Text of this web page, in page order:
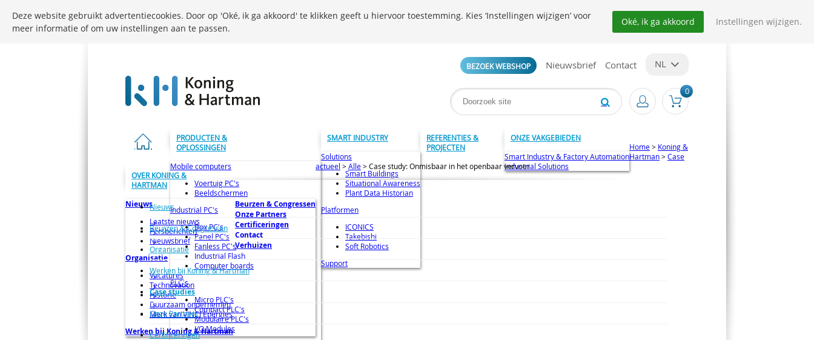
BEZOEK WEBSHOP Nieuwsbrief Contact NL
0
PRODUCTEN &
OPLOSSINGEN
Mobile computers
Voertuig PC's
Beeldschermen
Industrial PC's
Box PC's
Panel PC's
Fanless PC's
Industrial Flash
Computer boards
PLC's
Micro PLC's
Compact PLC's
Modulaire PLC's
I/O Modules
SMART INDUSTRY
Solutions
Smart Buildings
Situational Awareness
Plant Data Historian
Platformen
ICONICS
Takebishi
Soft Robotics
Support
REFERENTIES &
PROJECTEN
ONZE VAKGEBIEDEN
Smart Industry & Factory Automation
Industrial Solutions
OVER KONING &
HARTMAN
Nieuws
Laatste nieuws
Persberichten
Nieuwsbrief
Organisatie
Vacatures
Technovation
Historie
Duurzaam ondernemen
Merk van VINCI Energies
Werken bij Koning & Hartman
Beurzen & Congressen
Onze Partners
Certificeringen
Contact
Verhuizen
Home> Koning &
Hartman>Case
actueel >Alle>Case study: Onmisbaar in het openbaar vervoer
Nieuws
Beurzen & Congressen
Organisatie
Werken bij Koning & Hartman
Case studies
Onze Partners
Certificeringen
Deze website gebruikt advertentiecookies. Door op 'Oké, ik ga akkoord' te klikken geeft u hiervoor toestemming. Kies ‘Instellingen wijzigen’ voor
meer informatie of om uw instellingen aan te passen.
Oké, ik ga akkoord Instellingen wijzigen.